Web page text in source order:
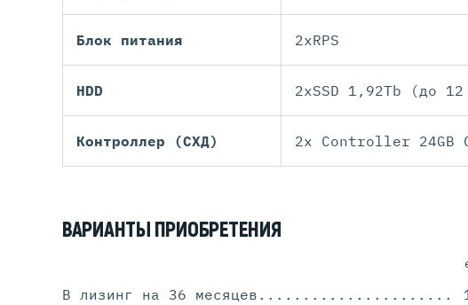
Блок питания 2xRPS
HDD 2xSSD 1,92Tb (до
Контроллер (СХД) 2x Controller 24GB
ВАРИАНТЫ ПРИОБРЕТЕНИЯ
В лизинг на 36 месяцев